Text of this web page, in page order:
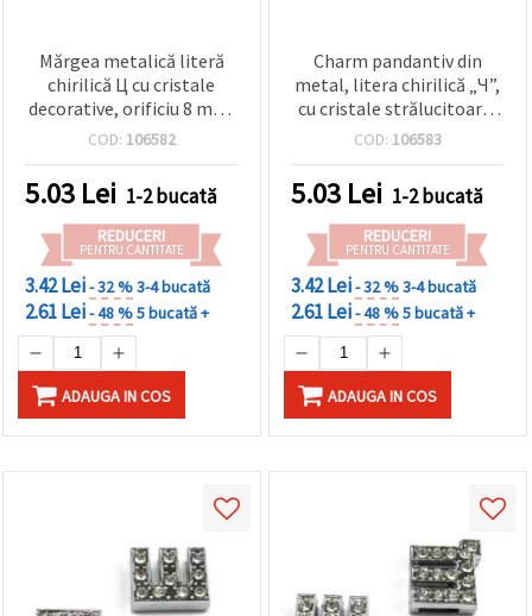
Mărgea metalică literă
chirilică Ц cu cristale
decorative, orificiu 8 mm,
culoare argintie, pentru
hobby craft
COD: 106582
5.03 Lei 1-2 bucată
REDUCERI
PENTRU CANTITATE
3.42 Lei- 32 %3-4 bucată
2.61 Lei- 48 %5 bucată +
ADAUGA IN COS
Charm pandantiv din
metal, litera chirilică „Ч”,
cu cristale strălucitoare,
gaură de 8 mm, culoare
bijuterii DIY
COD: 106583
5.03 Lei 1-2 bucată
REDUCERI
PENTRU CANTITATE
3.42 Lei- 32 %3-4 bucată
2.61 Lei- 48 %5 bucată +
ADAUGA IN COS